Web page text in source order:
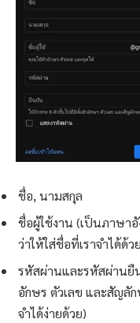
ชื่อ, นามสกุล
ชื่อผู้ใช้งาน (เป็นภาษา
ว่าให้ใส่ชื่อที่เราจำได้ด้
รหัสผ่านและรหัสผ่านยื
อักษร ตัวเลข และสัญลั
จำได้ง่ายด้วย)